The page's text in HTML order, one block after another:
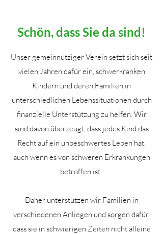
Schön, dass Sie da sind!
Unser gemeinnütziger Verein setzt sich seit
vielen Jahren dafür ein, schwerkranken
Kindern und deren Familien in
unterschiedlichen Lebenssituationen durch
finanzielle Unterstützung zu helfen. Wir
sind davon überzeugt, dass jedes Kind das
Recht auf ein unbeschwertes Leben hat,
auch wenn es von schweren Erkrankungen
betroffen ist.
Daher unterstützen wir Familien in
verschiedenen Anliegen und sorgen dafür,
dass sie in schwierigen Zeiten nicht alleine